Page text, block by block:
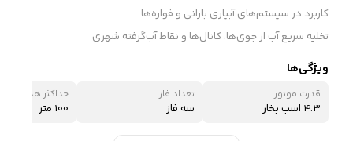
کاربرد در سیستم‌های آبیاری بارانی و فواره‌ها
تخلیه سریع آب از جوی‌ها، کانال‌ها و نقاط آب‌گرفته شهری
ویژگی‌ها
قدرت موتور
4.3 اسب بخار
تعداد فاز
سه فاز
حداکثر هد
100 متر